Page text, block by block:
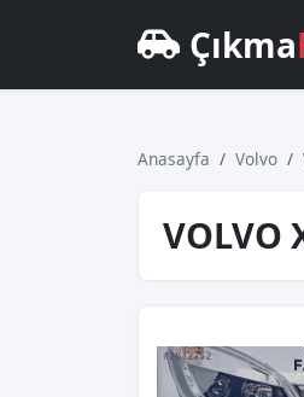
Çıkma
Anasayfa Volvo
VOLVO